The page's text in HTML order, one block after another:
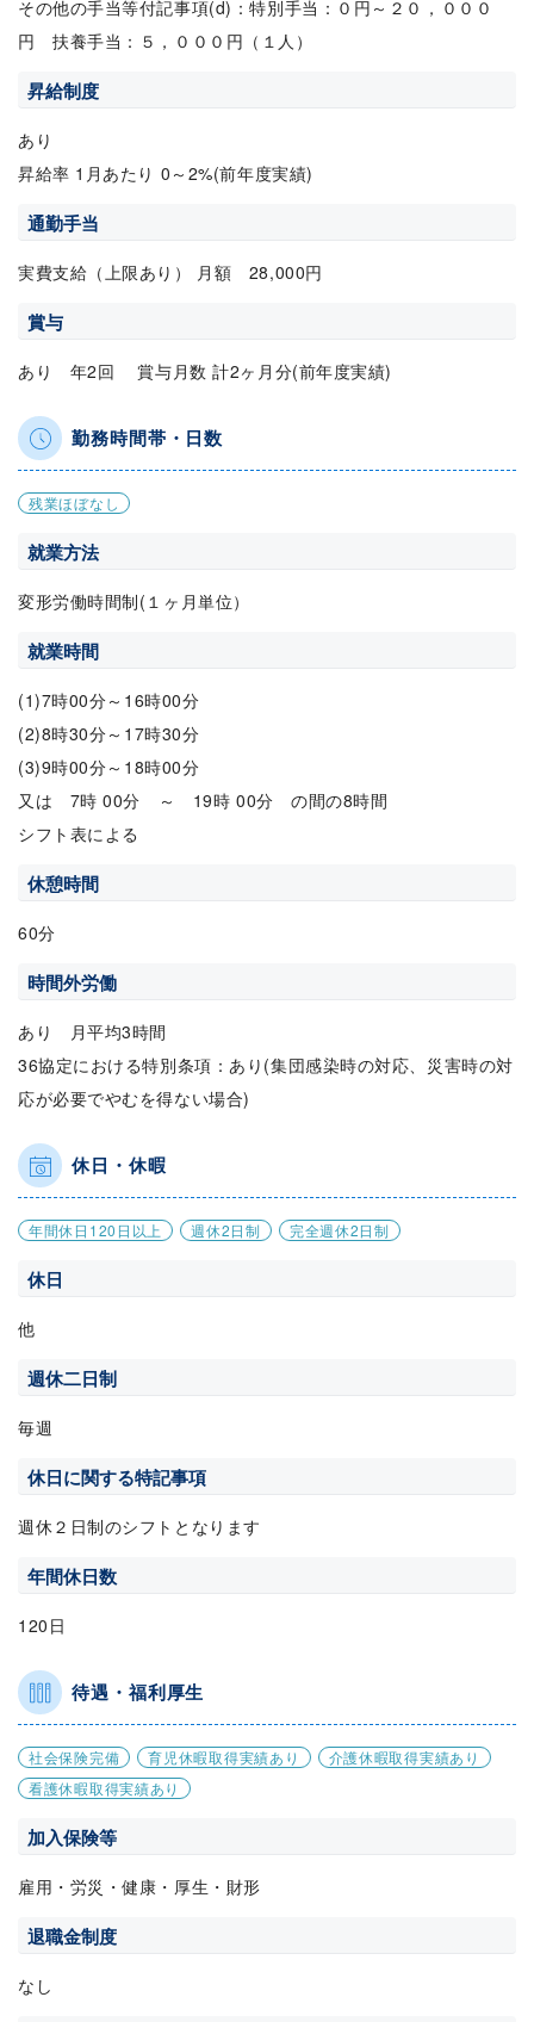
その他の手当等付記事項(d)：特別手当：０円～２０，０００
円 扶養手当：５，０００円（１人）
昇給制度
あり
昇給率 1月あたり 0～2%(前年度実績)
通勤手当
実費支給（上限あり） 月額 28,000円
賞与
あり 年2回 賞与月数 計2ヶ月分(前年度実績)
勤務時間帯・日数
残業ほぼなし
就業方法
変形労働時間制(１ヶ月単位）
就業時間
(1)7時00分～16時00分
(2)8時30分～17時30分
(3)9時00分～18時00分
又は 7時 00分 ～ 19時 00分 の間の8時間
シフト表による
休憩時間
60分
時間外労働
あり 月平均3時間
36協定における特別条項：あり(集団感染時の対応、災害時の対
応が必要でやむを得ない場合)
休日・休暇
年間休日120日以上 週休2日制 完全週休2日制
休日
他
週休二日制
毎週
休日に関する特記事項
週休２日制のシフトとなります
年間休日数
120日
待遇・福利厚生
社会保険完備 育児休暇取得実績あり
介護休暇取得実績あり
看護休暇取得実績あり
加入保険等
雇用・労災・健康・厚生・財形
退職金制度
なし